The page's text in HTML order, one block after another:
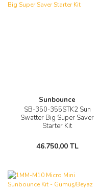
Sunbounce
SB-350-355STK2 Sun
Swatter Big Super Saver
Starter Kit
46.750,00 TL